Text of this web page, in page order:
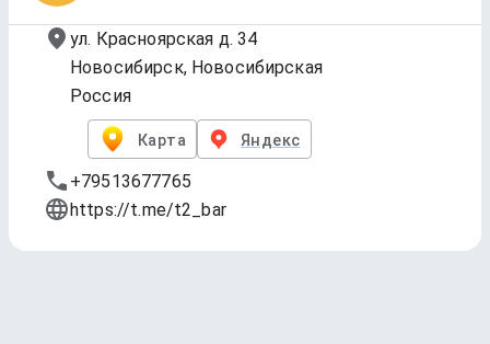
ул. Красноярская д. 34
Новосибирск, Новосибирская
Россия
Карта Яндекс
+79513677765
https://t.me/t2_bar